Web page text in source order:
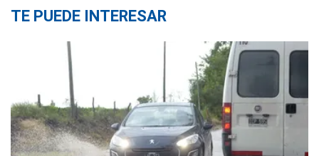
TE PUEDE INTERESAR